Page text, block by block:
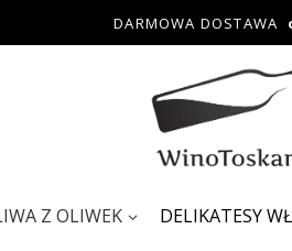
DARMOWA DOSTAWA
Z OLIWEK DELIKATESY